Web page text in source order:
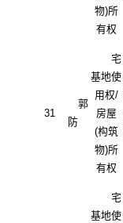
物)所
有权
31
郭
防
宅
基地使
用权/
房屋
(构筑
物)所
有权
宅
基地使